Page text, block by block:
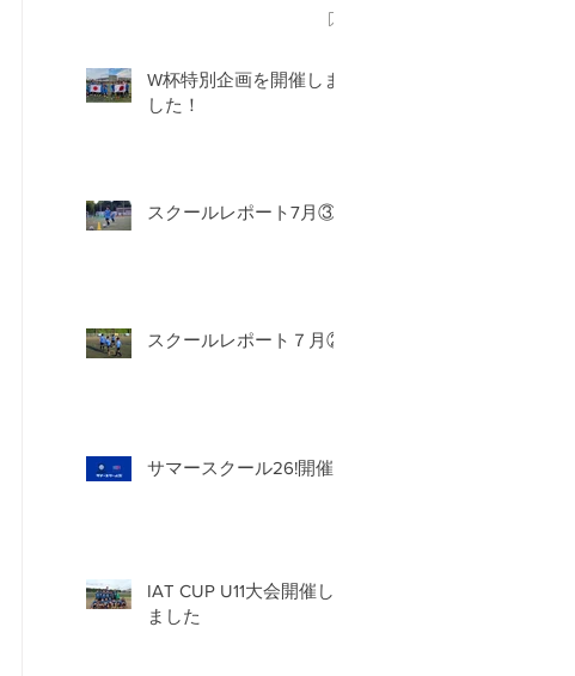
W杯特別企画を開催しま
した！
スクールレポート7月③
スクールレポート７月②
サマースクール26!開催
IAT CUP U11大会開催し
ました